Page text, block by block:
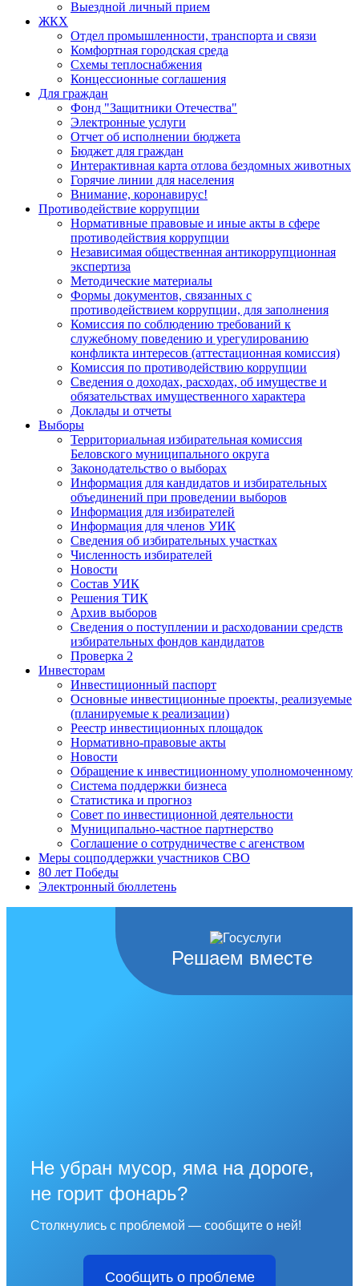
Выездной личный прием
ЖКХ
Отдел промышленности, транспорта и связи
Комфортная городская среда
Схемы теплоснабжения
Концессионные соглашения
Для граждан
Фонд "Защитники Отечества"
Электронные услуги
Отчет об исполнении бюджета
Бюджет для граждан
Интерактивная карта отлова бездомных животных
Горячие линии для населения
Внимание, коронавирус!
Противодействие коррупции
Нормативные правовые и иные акты в сфере
противодействия коррупции
Независимая общественная антикоррупционная
экспертиза
Методические материалы
Формы документов, связанных с
противодействием коррупции, для заполнения
Комиссия по соблюдению требований к
служебному поведению и урегулированию
конфликта интересов (аттестационная комиссия)
Комиссия по противодействию коррупции
Сведения о доходах, расходах, об имуществе и
обязательствах имущественного характера
Доклады и отчеты
Выборы
Территориальная избирательная комиссия
Беловского муниципального округа
Законодательство о выборах
Информация для кандидатов и избирательных
объединений при проведении выборов
Информация для избирателей
Информация для членов УИК
Сведения об избирательных участках
Численность избирателей
Новости
Состав УИК
Решения ТИК
Архив выборов
Сведения о поступлении и расходовании средств
избирательных фондов кандидатов
Проверка 2
Инвесторам
Инвестиционный паспорт
Основные инвестиционные проекты, реализуемые
(планируемые к реализации)
Реестр инвестиционных площадок
Нормативно-правовые акты
Новости
Обращение к инвестиционному уполномоченному
Система поддержки бизнеса
Статистика и прогноз
Совет по инвестиционной деятельности
Муниципально-частное партнерство
Соглашение о сотрудничестве с агенством
Меры соцподдержки участников СВО
80 лет Победы
Электронный бюллетень
Решаем вместе
Не убран мусор, яма на дороге,
не горит фонарь?
Столкнулись с проблемой — сообщите о ней!
Сообщить о проблеме